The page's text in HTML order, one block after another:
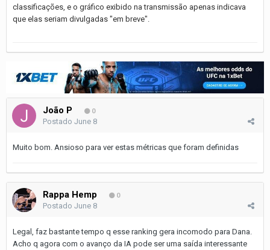
classificações, e o gráfico exibido na transmissão apenas indicava
que elas seriam divulgadas "em breve".
João P 0
Postado June 8
Muito bom. Ansioso para ver estas métricas que foram definidas
Rappa Hemp 0
Postado June 8
Legal, faz bastante tempo q esse ranking gera incomodo para Dana.
Acho q agora com o avanço da IA pode ser uma saída interessante